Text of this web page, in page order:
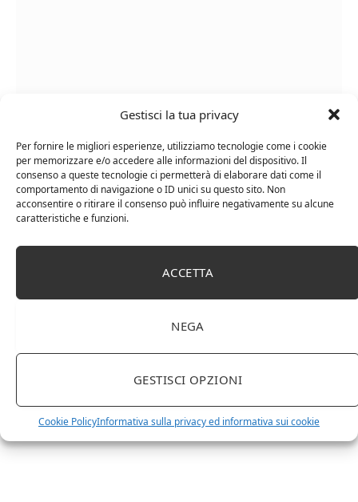
Gestisci la tua privacy
Per fornire le migliori esperienze, utilizziamo tecnologie come i cookie
per memorizzare e/o accedere alle informazioni del dispositivo. Il
consenso a queste tecnologie ci permetterà di elaborare dati come il
comportamento di navigazione o ID unici su questo sito. Non
acconsentire o ritirare il consenso può influire negativamente su alcune
caratteristiche e funzioni.
ACCETTA
NEGA
GESTISCI OPZIONI
Cookie PolicyInformativa sulla privacy ed informativa sui cookie
Le Casematte – Faro (box 6 x 0,75l) Mr. Vino Rosso
prodotti o prodotti per enologia, distillazione, birra?
Non hai un sito web o vuoi un restyling del tuo sito
Sei interessato a comparire in queste pagine?
Contattaci
sarai ricontattato al più presto.